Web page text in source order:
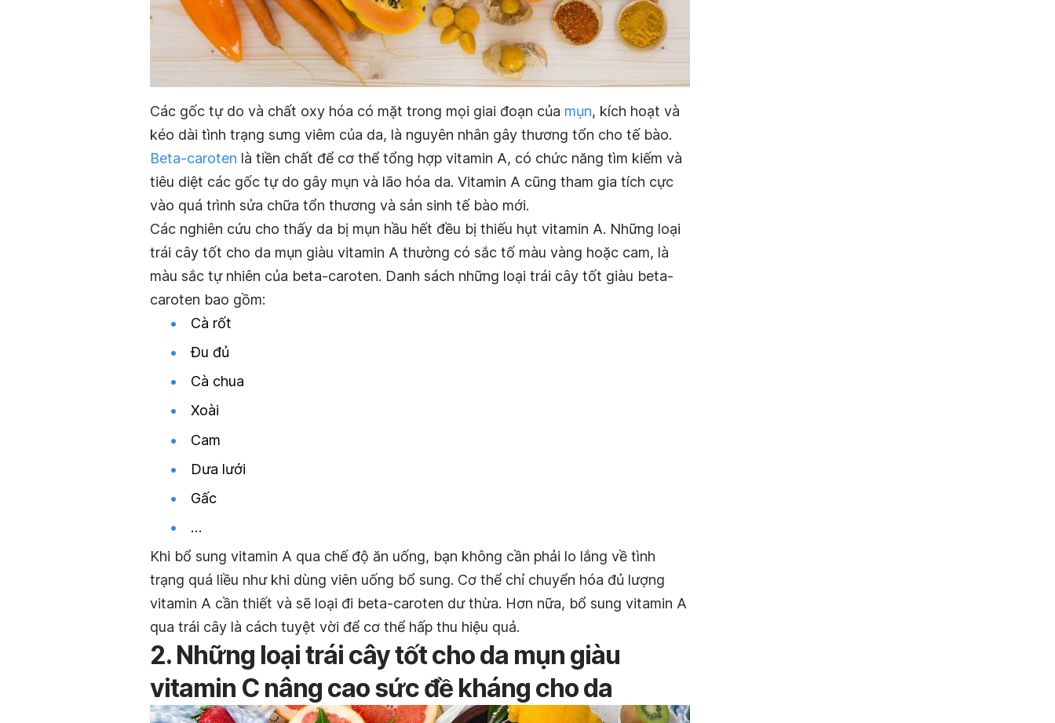
Các gốc tự do và chất oxy hóa có mặt trong mọi giai đoạn của mụn, kích hoạt và
kéo dài tình trạng sưng viêm của da, là nguyên nhân gây thương tổn cho tế bào.
Beta-caroten là tiền chất để cơ thể tổng hợp vitamin A, có chức năng tìm kiếm và
tiêu diệt các gốc tự do gây mụn và lão hóa da. Vitamin A cũng tham gia tích cực
vào quá trình sửa chữa tổn thương và sản sinh tế bào mới.
Các nghiên cứu cho thấy da bị mụn hầu hết đều bị thiếu hụt vitamin A. Những loại
trái cây tốt cho da mụn giàu vitamin A thường có sắc tố màu vàng hoặc cam, là
màu sắc tự nhiên của beta-caroten. Danh sách những loại trái cây tốt giàu beta-
caroten bao gồm:
Cà rốt
Đu đủ
Cà chua
Xoài
Cam
Dưa lưới
Gấc
…
Khi bổ sung vitamin A qua chế độ ăn uống, bạn không cần phải lo lắng về tình
trạng quá liều như khi dùng viên uống bổ sung. Cơ thể chỉ chuyển hóa đủ lượng
vitamin A cần thiết và sẽ loại đi beta-caroten dư thừa. Hơn nữa, bổ sung vitamin A
qua trái cây là cách tuyệt vời để cơ thể hấp thu hiệu quả.
2. Những loại trái cây tốt cho da mụn giàu
vitamin C nâng cao sức đề kháng cho da